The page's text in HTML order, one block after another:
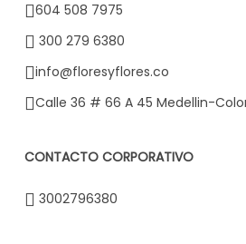
604 508 7975
300 279 6380
info@floresyflores.co
Calle 36 # 66 A 45 Medellin-
CONTACTO CORPORATIVO
3002796380